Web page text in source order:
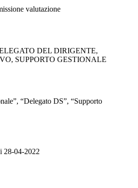
valutazione
DEL DIRIGENTE,
SUPPORTO GESTIONALE
“Delegato DS”, “Supporto
28-04-2022